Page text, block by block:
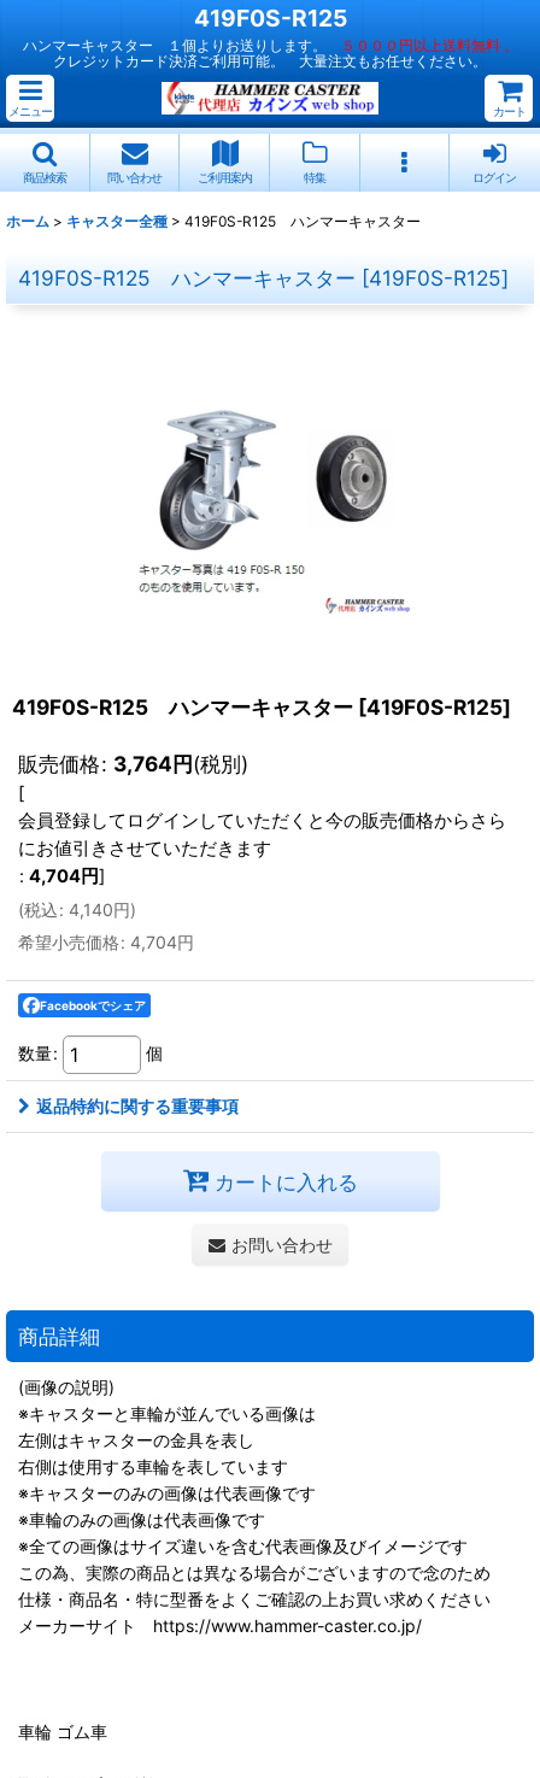
419F0S-R125
ハンマーキャスター １個よりお送りします。
５０００円以上送料無料 。
クレジットカード決済ご利用可能。 大量注文もお任せください。
メニュー カート
商品検索 問い合わせ ご利用案内 特集 ログイン
ホーム > キャスター全種 > 419F0S-R125 ハンマーキャスター
419F0S-R125 ハンマーキャスター [419F0S-R125]
419F0S-R125 ハンマーキャスター [419F0S-R125]
販売価格: 3,764円(税別)
[
会員登録してログインしていただくと今の販売価格からさら
にお値引きさせていただきます
: 4,704円]
(税込: 4,140円)
希望小売価格: 4,704円
Facebookでシェア
数量: 個
返品特約に関する重要事項
カートに入れる
お問い合わせ
商品詳細
(画像の説明)
※キャスターと車輪が並んでいる画像は
左側はキャスターの金具を表し
右側は使用する車輪を表しています
※キャスターのみの画像は代表画像です
※車輪のみの画像は代表画像です
※全ての画像はサイズ違いを含む代表画像及びイメージです
この為、実際の商品とは異なる場合がございますので念のため
仕様・商品名・特に型番をよくご確認の上お買い求めください
メーカーサイト https://www.hammer-caster.co.jp/
車輪 ゴム車